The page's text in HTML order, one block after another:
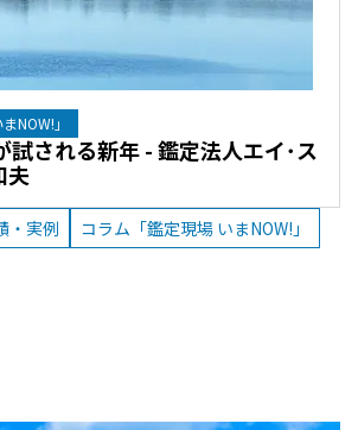
NOW!」
試される新年 - 鑑定法人エイ･ス
夫
・実例 コラム「鑑定現場 いまNOW!」